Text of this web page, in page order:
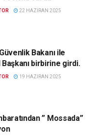
22 HAZIRAN 2025
Bakanı ile
birbirine girdi.
19 HAZIRAN 2025
” Mossada”